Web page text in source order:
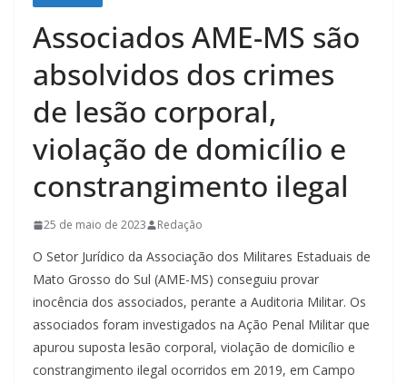
Associados AME-MS são
absolvidos dos crimes
de lesão corporal,
violação de domicílio e
constrangimento ilegal
25 de maio de 2023 Redação
O Setor Jurídico da Associação dos Militares Estaduais de
Mato Grosso do Sul (AME-MS) conseguiu provar
inocência dos associados, perante a Auditoria Militar. Os
associados foram investigados na Ação Penal Militar que
apurou suposta lesão corporal, violação de domicílio e
constrangimento ilegal ocorridos em 2019, em Campo